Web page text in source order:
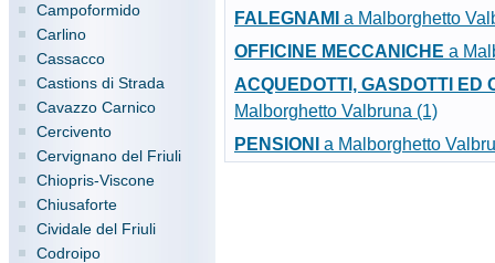
Campoformido
Carlino
Cassacco
Castions di Strada
Cavazzo Carnico
Cercivento
Cervignano del Friuli
Chiopris-Viscone
Chiusaforte
Cividale del Friuli
Codroipo
FALEGNAMI a Malborghetto
OFFICINE MECCANICHE a
ACQUEDOTTI, GASDOTTI
Malborghetto Valbruna (1)
PENSIONI a Malborghetto